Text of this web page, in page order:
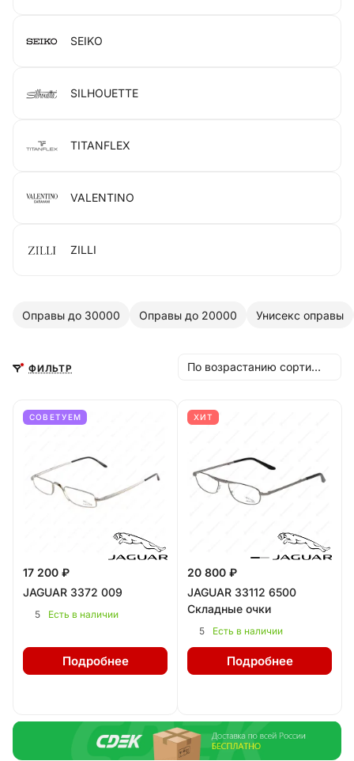
SEIKO
SILHOUETTE
TITANFLEX
VALENTINO
ZILLI
Оправы до 30000 Оправы до 20000 Унисекс оправы
ФИЛЬТР По возрастанию сортировки
СОВЕТУЕМ
17 200 ₽
JAGUAR 3372 009
5 Есть в наличии
Подробнее
ХИТ
20 800 ₽
JAGUAR 33112 6500
Складные очки
5 Есть в наличии
Подробнее